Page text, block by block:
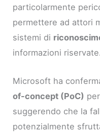
particolarmente
permettere ad attori
sistemi di
informazioni riservate.
Microsoft ha
of-concept (PoC)
suggerendo che la
potenzialmente